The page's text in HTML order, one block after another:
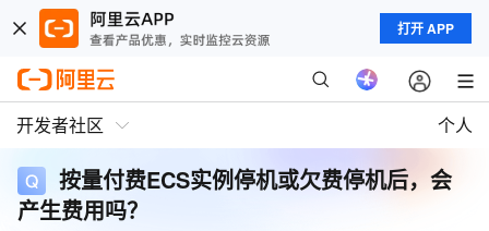
打开 APP
开发者社区 个人
按量付费ECS实例停机或欠费停机后，会
产生费用吗？